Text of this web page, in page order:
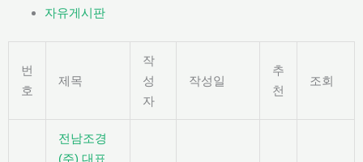
자유게시판
번
호
제목
작
성
자
작성일
추
천
조회
전남조경
(주) 대표